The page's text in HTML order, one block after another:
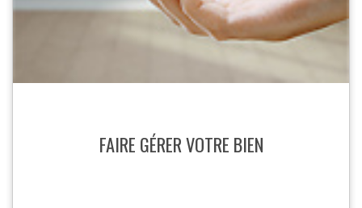
FAIRE GÉRER VOTRE BIEN